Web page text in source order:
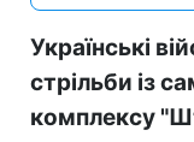
Українські
стрільби із
комплексу